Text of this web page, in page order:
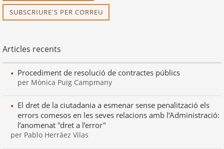
SUBSCRIURE'S PER CORREU
Articles recents
Procediment de resolució de contractes públics
per Mònica Puig Campmany
El dret de la ciutadania a esmenar sense penalització els
errors comesos en les seves relacions amb l’Administració:
l’anomenat "dret a l’error"
per Pablo Herráez Vilas